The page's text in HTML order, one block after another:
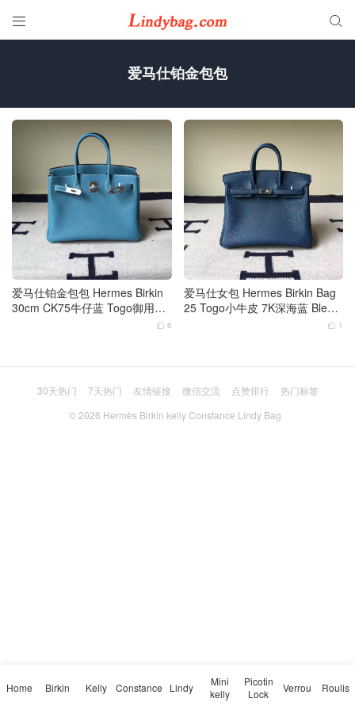
 
爱马仕铂金包包
爱马仕铂金包包 Hermes Birkin
30cm CK75牛仔蓝 Togo御用小
 6
爱马仕女包 Hermes Birkin Bag
25 Togo小牛皮 7K深海蓝 Bleu
 1
30天热门 7天热门 友情链接 微信交流 点赞排行
热门标签
© 2026 Hermès Birkin kelly Constance Lindy Bag
Home Birkin Kelly Constance Lindy
Mini
kelly
Picotin
Lock
Verrou Roulis